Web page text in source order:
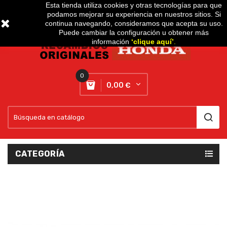
Setting expand_more
0
0,00 €
CATEGORÍA
Esta tienda utiliza cookies y otras tecnologías para que
podamos mejorar su experiencia en nuestros sitios. Si
continua navegando, consideramos que acepta su uso.
Puede cambiar la configuración u obtener más
información ‘clique aquí’